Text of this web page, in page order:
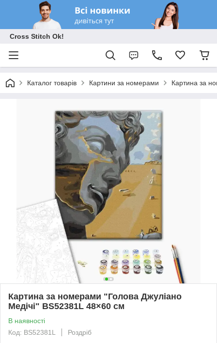
Cross Stitch Ok!
Каталог товарів Картини за номерами Картина за
Картина за номерами "Голова Джуліано
Медічі" BS52381L 48×60 см
В наявності
Код: BS52381L
Роздріб